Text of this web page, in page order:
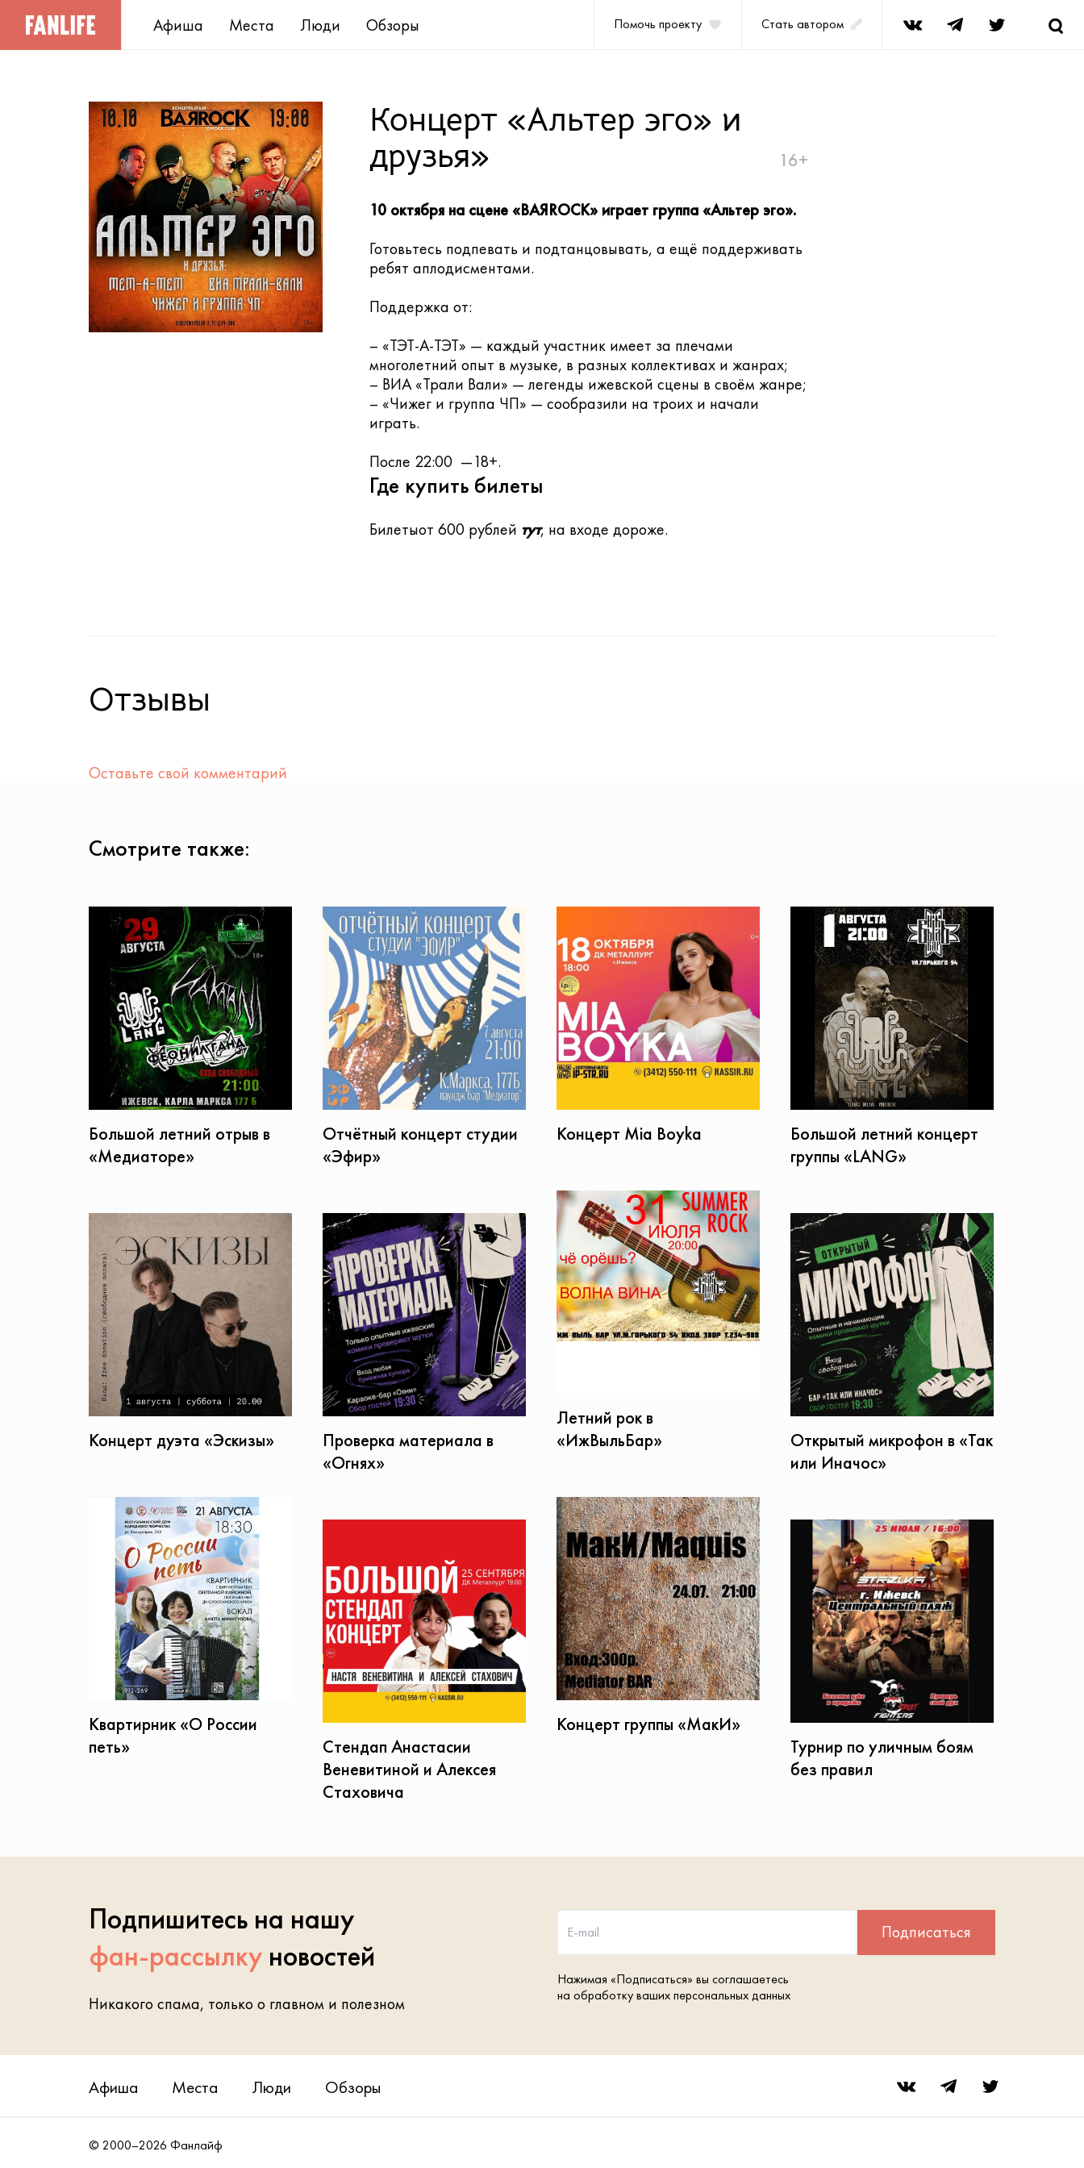
Афиша Места Люди Обзоры Помочь проекту Стать автором
Концерт «Альтер эго» и
друзья»
16+
10 октября на сцене «BAЯROCK» играет группа «Альтер эго».
Готовьтесь подпевать и подтанцовывать, а ещё поддерживать
ребят аплодисментами.
Поддержка от:
– «ТЭТ-А-ТЭТ» — каждый участник имеет за плечами
многолетний опыт в музыке, в разных коллективах и жанрах;
– ВИА «Трали Вали» — легенды ижевской сцены в своём жанре;
– «Чижег и группа ЧП» — сообразили на троих и начали
играть.
После 22:00 —18+.
Где купить билеты
Билетыот 600 рублей тут, на входе дороже.
Отзывы
Оставьте свой комментарий
Смотрите также:
Большой летний отрыв в
«Медиаторе»
Отчётный концерт студии
«Эфир»
Концерт Mia Boyka
Большой летний концерт
группы «LANG»
Летний рок в
«ИжВыльБар»
Концерт дуэта «Эскизы»
Проверка материала в
«Огнях»
Открытый микрофон в «Так
или Иначос»
Квартирник «О России
петь»
Концерт группы «МакИ»
Стендап Анастасии
Веневитиной и Алексея
Стаховича
Турнир по уличным боям
без правил
Подпишитесь на нашу
фан-рассылку новостей
Никакого спама, только о главном и полезном
E-mail Подписаться
Нажимая «Подписаться» вы соглашаетесь
на обработку ваших персональных данных
Афиша Места Люди Обзоры
© 2000–2026 Фанлайф